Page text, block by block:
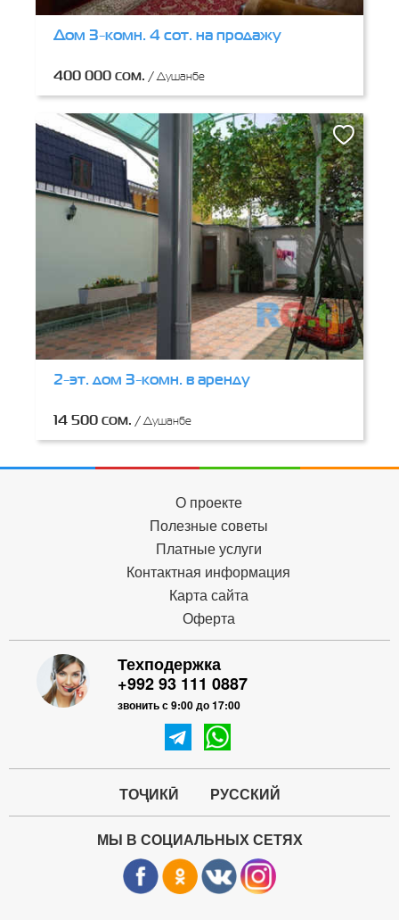
Дом 3-комн. 4 сот. на продажу
400 000 сом. / Душанбе
2-эт. дом 3-комн. в аренду
14 500 сом. / Душанбе
О проекте
Полезные советы
Платные услуги
Контактная информация
Карта сайта
Оферта
Техподержка
+992 93 111 0887
звонить с 9:00 до 17:00
ТОҶИКӢ РУССКИЙ
МЫ В СОЦИАЛЬНЫХ СЕТЯХ